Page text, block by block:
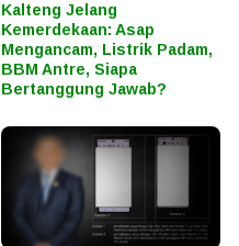
Kalteng Jelang
Kemerdekaan: Asap
Mengancam, Listrik Padam,
BBM Antre, Siapa
Bertanggung Jawab?